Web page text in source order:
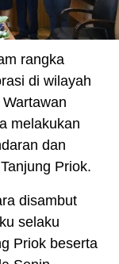
rangka
di wilayah
melakukan
dan
Priok.
disambut
selaku
Priok beserta